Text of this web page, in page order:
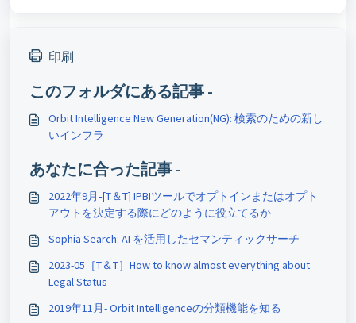
印刷
このフォルダにある記事 -
Orbit Intelligence New Generation(NG): 検索のための新し
いインフラ
あなたに合った記事 -
2022年9月‐[T＆T] IPBIツールでオプトインまたはオプト
アウトを決定する際にどのように役立てるか
Sophia Search: AI を活用したセマンティックサーチ
2023-05［T＆T］How to know almost everything about
Legal Status
2019年11月- Orbit Intelligenceの分類機能を知る